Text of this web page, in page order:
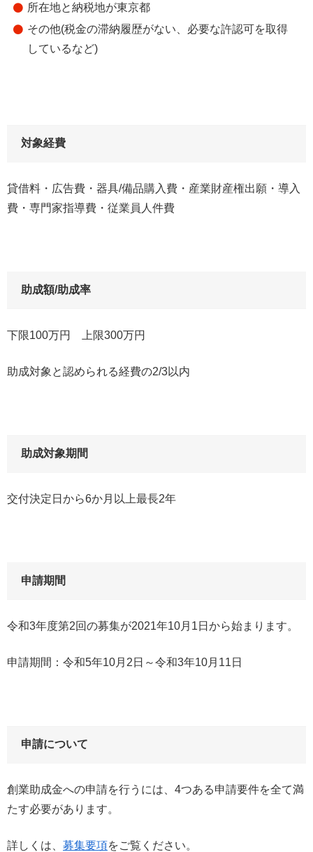
所在地と納税地が東京都
その他(税金の滞納履歴がない、必要な許認可を取得
しているなど)
対象経費
貸借料・広告費・器具/備品購入費・産業財産権出願・導入
費・専門家指導費・従業員人件費
助成額/助成率
下限100万円 上限300万円
助成対象と認められる経費の2/3以内
助成対象期間
交付決定日から6か月以上最長2年
申請期間
令和3年度第2回の募集が2021年10月1日から始まります。
申請期間：令和5年10月2日～令和3年10月11日
申請について
創業助成金への申請を行うには、4つある申請要件を全て満
たす必要があります。
詳しくは、 募集要項をご覧ください。